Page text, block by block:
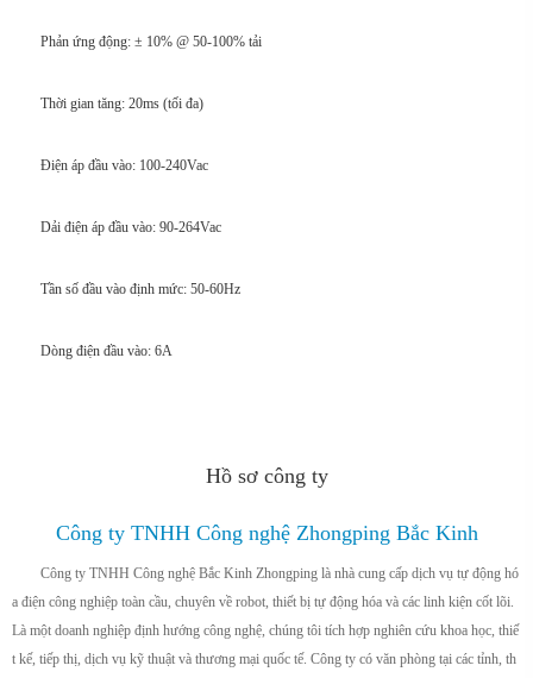
Phản ứng động: ± 10% @ 50-100% tải
Thời gian tăng: 20ms (tối đa)
Điện áp đầu vào: 100-240Vac
Dải điện áp đầu vào: 90-264Vac
Tần số đầu vào định mức: 50-60Hz
Dòng điện đầu vào: 6A
Hồ sơ công ty
Công ty TNHH Công nghệ Zhongping Bắc Kinh
Công ty TNHH Công nghệ Bắc Kinh Zhongping là nhà cung cấp dịch vụ tự động hó
a điện công nghiệp toàn cầu, chuyên về robot, thiết bị tự động hóa và các linh kiện cốt lõi.
Là một doanh nghiệp định hướng công nghệ, chúng tôi tích hợp nghiên cứu khoa học, thiế
t kế, tiếp thị, dịch vụ kỹ thuật và thương mại quốc tế. Công ty có văn phòng tại các tỉnh, th